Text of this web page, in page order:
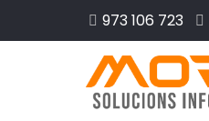
973 106 723